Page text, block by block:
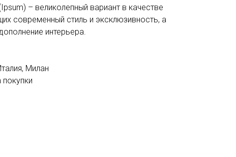
– великолепный вариант в качестве
современный стиль и эксклюзивность, а
интерьера.
Милан
покупки